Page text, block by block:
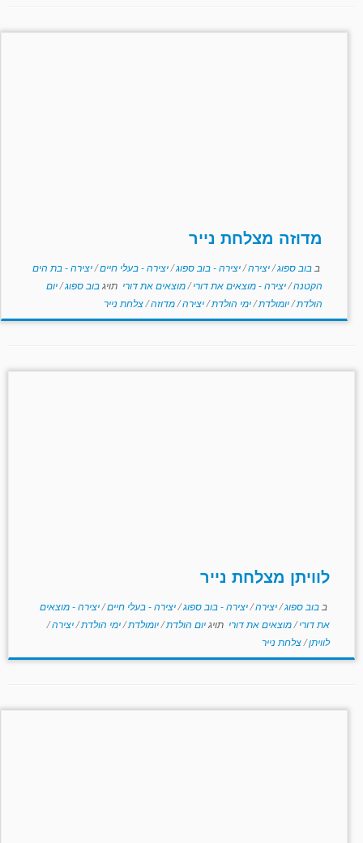
מדוזה מצלחת נייר
ב בוב ספוג/יצירה/יצירה - בוב ספוג/יצירה - בעלי חיים/יצירה - בת הים
הקטנה/יצירה - מוצאים את דורי/מוצאים את דורי תויגבוב ספוג/יום
הולדת/יומולדת/ימי הולדת/יצירה/מדוזה/צלחת נייר
לוויתן מצלחת נייר
ב בוב ספוג/יצירה/יצירה - בוב ספוג/יצירה - בעלי חיים/יצירה - מוצאים
את דורי/מוצאים את דורי תויגיום הולדת/יומולדת/ימי הולדת/יצירה/
לוויתן/צלחת נייר